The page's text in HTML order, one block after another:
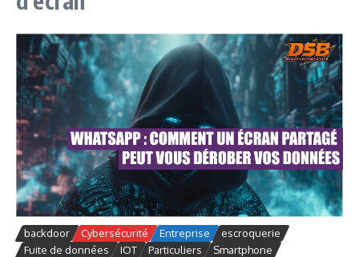
backdoor Cybersécurité Entreprise
escroquerie
Fuite de données
IOT Particuliers
Smartphone